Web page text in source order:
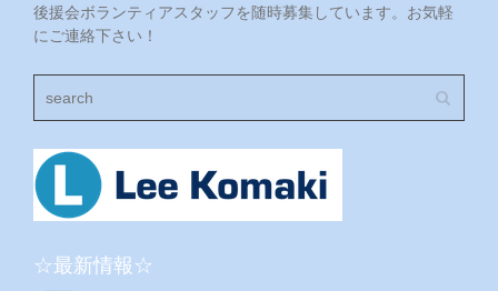
後援会ボランティアスタッフを随時募集しています。お気軽
にご連絡下さい！
☆最新情報☆